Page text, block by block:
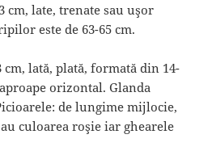
cm, late, trenate sau uşor
este de 63-65 cm.
cm, lată, plată, formată din 14-
orizontal. Glanda
de lungime mijlocie,
culoarea roşie iar ghearele